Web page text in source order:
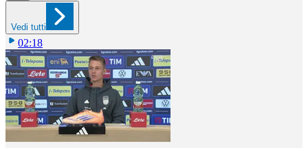
Vedi tutti
02:18